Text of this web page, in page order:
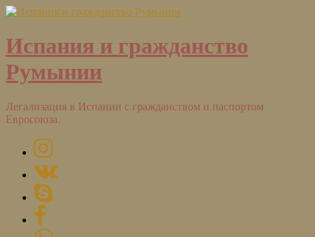
Испания и гражданство
Румынии
Легализация в Испании с гражданством и паспортом
Евросоюза.